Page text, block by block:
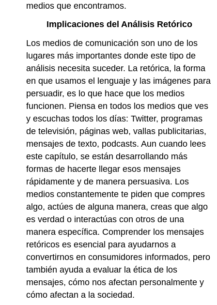
medios que encontramos.
Implicaciones del Análisis Retórico
Los medios de comunicación son uno de los
lugares más importantes donde este tipo de
análisis necesita suceder. La retórica, la forma
en que usamos el lenguaje y las imágenes para
persuadir, es lo que hace que los medios
funcionen. Piensa en todos los medios que ves
y escuchas todos los días: Twitter, programas
de televisión, páginas web, vallas publicitarias,
mensajes de texto, podcasts. Aun cuando lees
este capítulo, se están desarrollando más
formas de hacerte llegar esos mensajes
rápidamente y de manera persuasiva. Los
medios constantemente te piden que compres
algo, actúes de alguna manera, creas que algo
es verdad o interactúas con otros de una
manera específica. Comprender los mensajes
retóricos es esencial para ayudarnos a
convertirnos en consumidores informados, pero
también ayuda a evaluar la ética de los
mensajes, cómo nos afectan personalmente y
cómo afectan a la sociedad.